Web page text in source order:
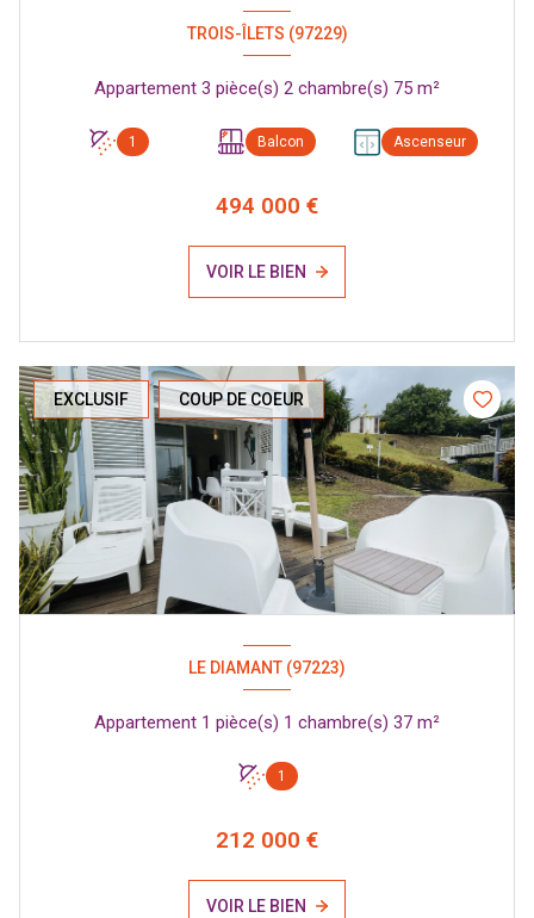
TROIS-ÎLETS (97229)
Appartement 3 pièce(s) 2 chambre(s) 75 m²
1 Balcon Ascenseur
494 000 €
VOIR LE BIEN
EXCLUSIF COUP DE COEUR
LE DIAMANT (97223)
Appartement 1 pièce(s) 1 chambre(s) 37 m²
1
212 000 €
VOIR LE BIEN